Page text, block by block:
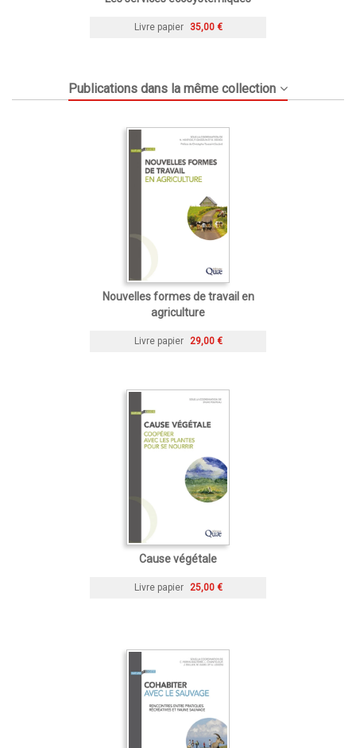
Livre papier 35,00 €
Publications dans la même collection
Nouvelles formes de travail en
agriculture
Livre papier 29,00 €
Cause végétale
Livre papier 25,00 €